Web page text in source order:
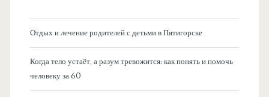
Отдых и лечение родителей с детьми в Пятигорске
Когда тело устаёт, а разум тревожится: как понять и помочь
человеку за 60